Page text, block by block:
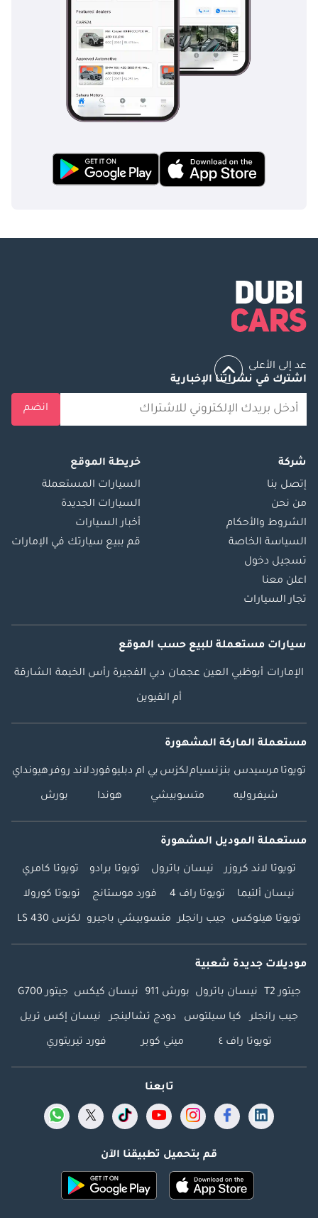
عد إلى الأعلى
اشترك في نشراتنا الإخبارية
انضم
شركة
إتصل بنا
من نحن
الشروط والأحكام
السياسة الخاصة
تسجيل دخول
اعلن معنا
تجار السيارات
خريطة الموقع
السيارات المستعملة
السيارات الجديدة
أخبار السيارات
قم ببيع سيارتك في الإمارات
سيارات مستعملة للبيع حسب الموقع
الإمارات أبوظبي العين عجمان دبي الفجيرة رأس الخيمة الشارقة
أم القيوين
مستعملة الماركة المشهورة
تويوتا مرسيدس بنزنسياملكزس بي ام دبليوفوردلاند روفرهيونداي
شيفروليه متسوبيشي هوندا بورش
مستعملة الموديل المشهورة
تويوتا لاند كروزر نيسان باترول تويوتا برادو تويوتا كامري
نيسان ألتيما تويوتا راف 4 فورد موستانج تويوتا كورولا
تويوتا هيلوكس جيب رانجلر متسوبيشي باجيرو لكزس LS 430
موديلات جديدة شعبية
جيتور T2 نيسان باترول بورش 911 نيسان كيكس جيتور G700
جيب رانجلر كيا سيلتوس دودج تشالينجر نيسان إكس تريل
تويوتا راف ٤ ميني كوبر فورد تيريتوري
تابعنا
قم بتحميل تطبيقنا الآن